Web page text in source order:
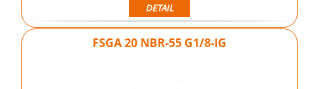
DETAIL
FSGA 20 NBR-55 G1/8-IG